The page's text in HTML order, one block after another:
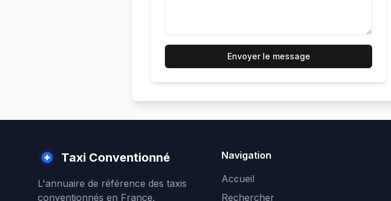
Envoyer le message
Taxi Conventionné
L'annuaire de référence des taxis
conventionnés en France.
Navigation
Accueil
Rechercher